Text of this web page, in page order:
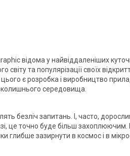
відома у найвіддаленіших
та популярізації своїх
цього є розробка і виробництво
середовища.
безліч запитань. І, часто,
це точно буде більш
глибше зазирнути в космос і в